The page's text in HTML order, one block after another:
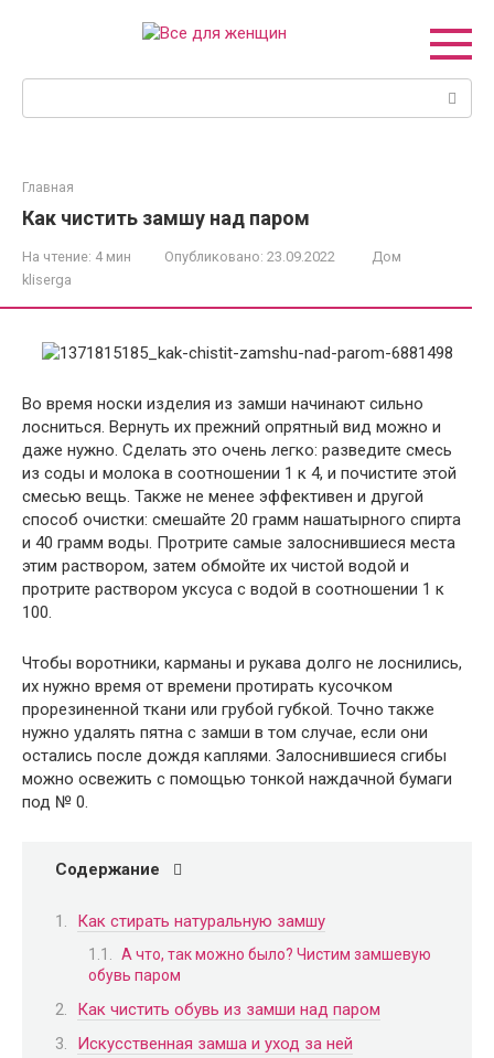
Главная
Как чистить замшу над паром
На чтение: 4 мин Опубликовано: 23.09.2022
Дом
kliserga
Во время носки изделия из замши начинают сильно
лосниться. Вернуть их прежний опрятный вид можно и
даже нужно. Сделать это очень легко: разведите смесь
из соды и молока в соотношении 1 к 4, и почистите этой
смесью вещь. Также не менее эффективен и другой
способ очистки: смешайте 20 грамм нашатырного спирта
и 40 грамм воды. Протрите самые залоснившиеся места
этим раствором, затем обмойте их чистой водой и
протрите раствором уксуса с водой в соотношении 1 к
100.
Чтобы воротники, карманы и рукава долго не лоснились,
их нужно время от времени протирать кусочком
прорезиненной ткани или грубой губкой. Точно также
нужно удалять пятна с замши в том случае, если они
остались после дождя каплями. Залоснившиеся сгибы
можно освежить с помощью тонкой наждачной бумаги
под № 0.
Содержание
Как стирать натуральную замшу
А что, так можно было? Чистим замшевую
обувь паром
Как чистить обувь из замши над паром
Искусственная замша и уход за ней